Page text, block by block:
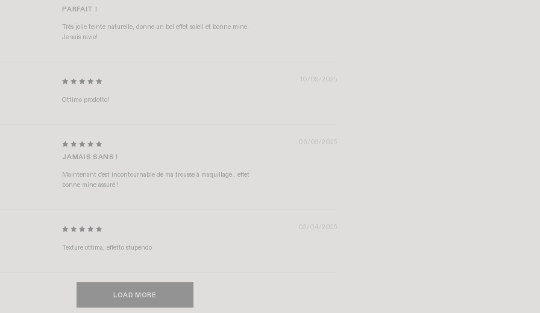
PARFAIT !
Très jolie teinte naturelle, donne un bel effet soleil et bonne mine.
Je suis ravie!
10/09/2025
Ottimo prodotto!
06/09/2025
JAMAIS SANS !
Maintenant c'est incontournable de ma trousse à maquillage.. effet
bonne mine assuré !
03/04/2025
Texture ottima, effetto stupendo
LOAD MORE